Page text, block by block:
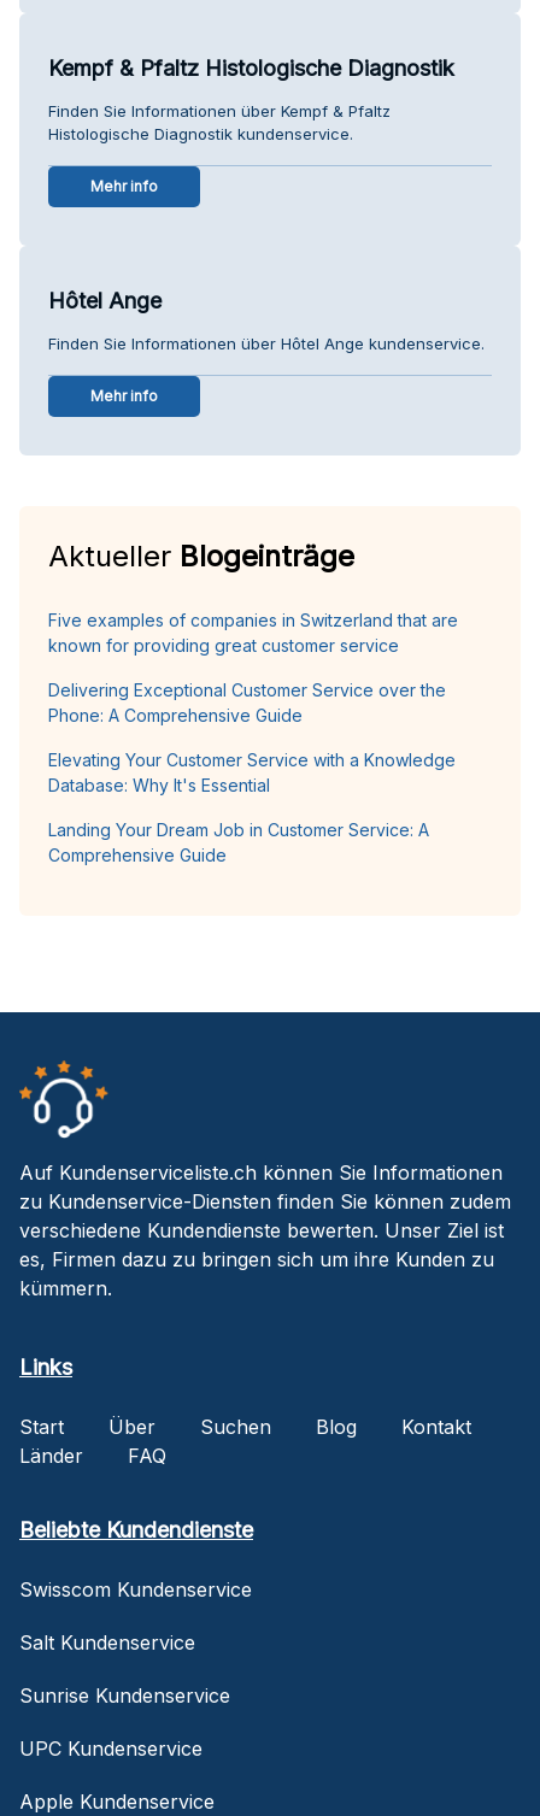
Kempf & Pfaltz Histologische Diagnostik
Finden Sie Informationen über Kempf & Pfaltz
Histologische Diagnostik kundenservice.
Mehr info
Hôtel Ange
Finden Sie Informationen über Hôtel Ange kundenservice.
Mehr info
Aktueller Blogeinträge
Five examples of companies in Switzerland that are
known for providing great customer service
Delivering Exceptional Customer Service over the
Phone: A Comprehensive Guide
Elevating Your Customer Service with a Knowledge
Database: Why It's Essential
Landing Your Dream Job in Customer Service: A
Comprehensive Guide
Auf Kundenserviceliste.ch können Sie Informationen
zu Kundenservice-Diensten finden Sie können zudem
verschiedene Kundendienste bewerten. Unser Ziel ist
es, Firmen dazu zu bringen sich um ihre Kunden zu
kümmern.
Links
Start Über Suchen Blog
Kontakt
Länder
FAQ
Beliebte Kundendienste
Swisscom Kundenservice
Salt Kundenservice
Sunrise Kundenservice
UPC Kundenservice
Apple Kundenservice